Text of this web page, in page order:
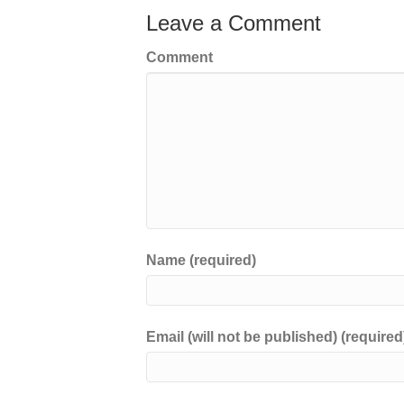
Leave a Comment
Comment
Name (required)
Email (will not be published)